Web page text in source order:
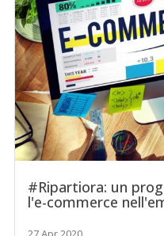
#Ripartiora: un
l'e-commerce